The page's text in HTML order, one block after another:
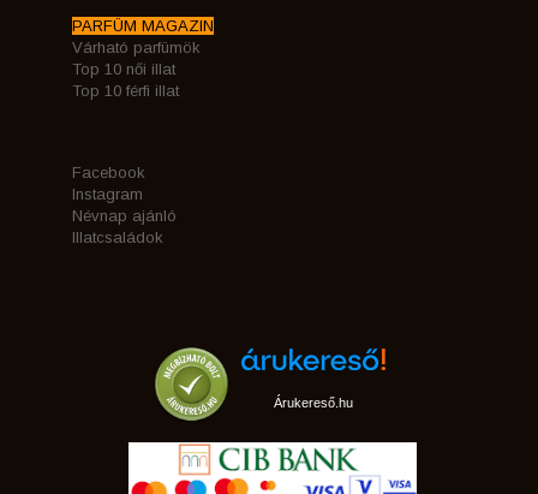
PARFÜM MAGAZIN
Várható parfümök
Top 10 női illat
Top 10 férfi illat
Facebook
Instagram
Névnap ajánló
Illatcsaládok
Árukereső.hu